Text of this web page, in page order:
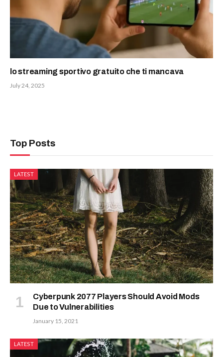
lo streaming sportivo gratuito che ti mancava
July 24, 2025
Top Posts
LATEST
Cyberpunk 2077 Players Should Avoid Mods
Due to Vulnerabilities
January 15, 2021
LATEST